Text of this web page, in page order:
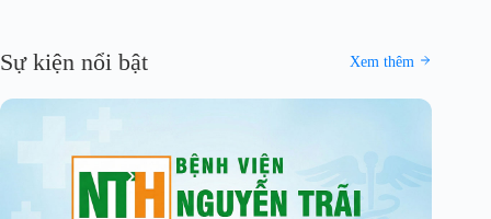
Sự kiện nổi bật Xem thêm